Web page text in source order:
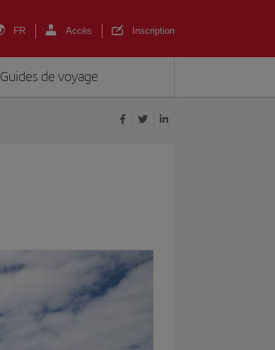
FR Accès Inscription
Guides de voyage